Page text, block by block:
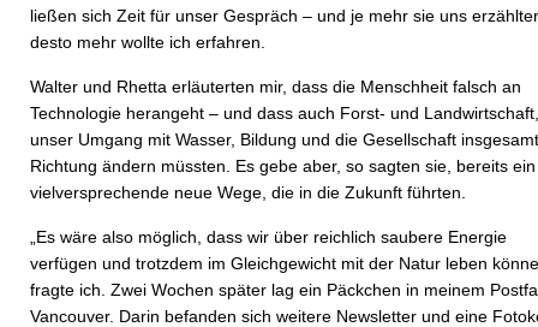
ließen sich Zeit für unser Gespräch – und je mehr sie uns
desto mehr wollte ich erfahren.
Walter und Rhetta erläuterten mir, dass die Menschheit falsch an
Technologie herangeht – und dass auch Forst- und Landwirtschaft,
unser Umgang mit Wasser, Bildung und die Gesellschaft
Richtung ändern müssten. Es gebe aber, so sagten sie, bereits
vielversprechende neue Wege, die in die Zukunft führten.
„Es wäre also möglich, dass wir über reichlich saubere Energie
verfügen und trotzdem im Gleichgewicht mit der Natur leben
fragte ich. Zwei Wochen später lag ein Päckchen in meinem
Vancouver. Darin befanden sich weitere Newsletter und eine